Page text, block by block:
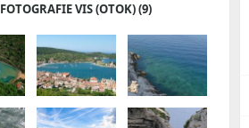
FOTOGRAFIE VIS (OTOK) (9)